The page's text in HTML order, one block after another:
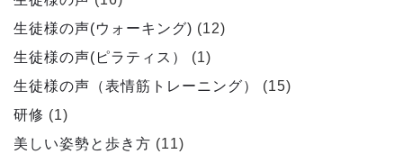
生徒様の声(ウォーキング) (12)
生徒様の声(ピラティス）
(1)
生徒様の声（表情筋トレーニング）
(15)
研修 (1)
美しい姿勢と歩き方 (11)